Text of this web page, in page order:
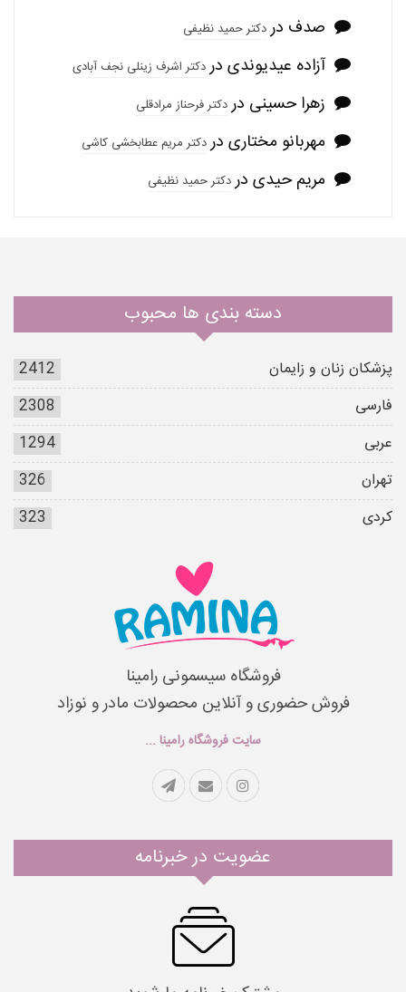
صدف دردکتر حمید نظیفی
آزاده عیدیوندی دردکتر اشرف زینلی نجف آبادی
زهرا حسینی دردکتر فرحناز مرادقلی
مهربانو مختاری دردکتر مریم عطابخشی کاشی
مریم حیدی دردکتر حمید نظیفی
دسته بندی ها محبوب
پزشکان زنان و زایمان
2412
فارسی
2308
عربی
1294
تهران
326
کردی
323
فروشگاه سیسمونی رامینا
فروش حضوری و آنلاین محصولات مادر و نوزاد
سایت فروشگاه رامینا ...
عضویت در خبرنامه